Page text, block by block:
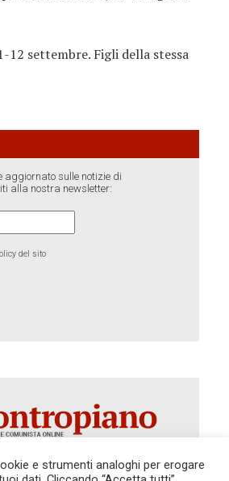
12 settembre. Figli della stessa
aggiornato sulle notizie di
alla nostra newsletter:
del sito
e strumenti analoghi per erogare